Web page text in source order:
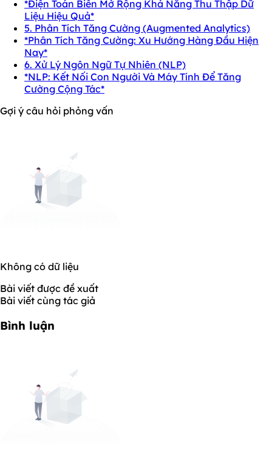
*Điện Toán Biên Mở Rộng Khả Năng Thu Thập Dữ
Liệu Hiệu Quả*
5. Phân Tích Tăng Cường (Augmented Analytics)
*Phân Tích Tăng Cường: Xu Hướng Hàng Đầu Hiện
Nay*
6. Xử Lý Ngôn Ngữ Tự Nhiên (NLP)
*NLP: Kết Nối Con Người Và Máy Tính Để Tăng
Cường Cộng Tác*
Gợi ý câu hỏi phỏng vấn
Không có dữ liệu
Bài viết được đề xuất
Bài viết cùng tác giả
Bình luận